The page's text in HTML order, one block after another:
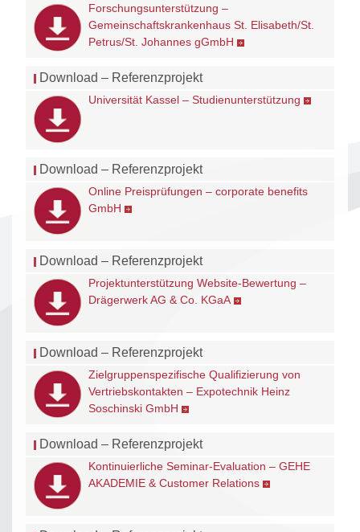
Forschungsunterstützung –
Gemeinschaftskrankenhaus St. Elisabeth/St.
Petrus/St. Johannes gGmbH
Download – Referenzprojekt
Universität Kassel – Studienunterstützung
Download – Referenzprojekt
Online Preisprüfungen – corporate benefits
GmbH
Download – Referenzprojekt
Projektunterstützung Website-Bewertung –
Drägerwerk AG & Co. KGaA
Download – Referenzprojekt
Zielgruppenspezifische Qualifizierung von
Vertriebskontakten – Expotechnik Heinz
Soschinski GmbH
Download – Referenzprojekt
Kontinuierliche Seminar-Evaluation – GEHE
AKADEMIE & Customer Relations